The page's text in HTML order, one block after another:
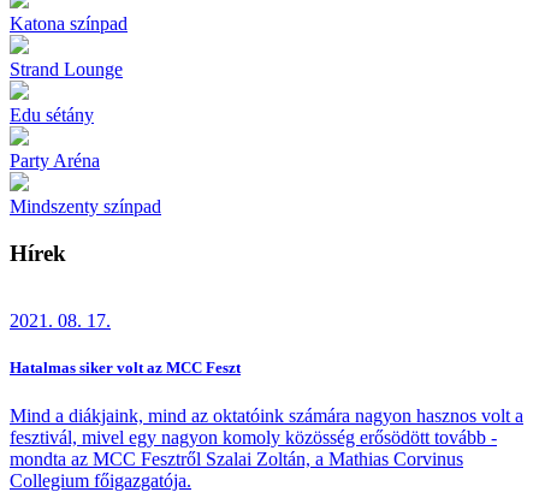
Katona színpad
Strand Lounge
Edu sétány
Party Aréna
Mindszenty színpad
Hírek
2021. 08. 17.
Hatalmas siker volt az MCC Feszt
Mind a diákjaink, mind az oktatóink számára nagyon hasznos volt a
fesztivál, mivel egy nagyon komoly közösség erősödött tovább -
mondta az MCC Fesztről Szalai Zoltán, a Mathias Corvinus
Collegium főigazgatója.